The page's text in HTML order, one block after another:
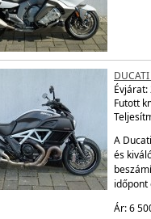
Évjárat:
Futott
A
és
időpont
Ár: 6